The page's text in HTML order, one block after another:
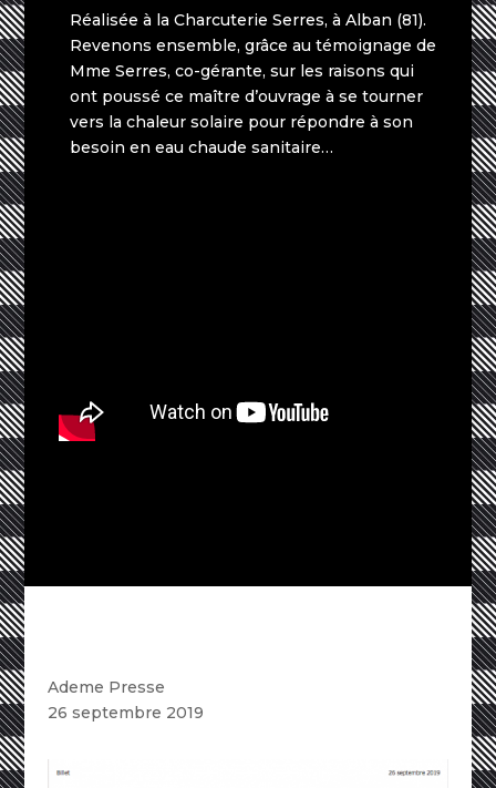
Réalisée à la Charcuterie Serres, à Alban (81).
Revenons ensemble, grâce au témoignage de
Mme Serres, co-gérante, sur les raisons qui
ont poussé ce maître d’ouvrage à se tourner
vers la chaleur solaire pour répondre à son
besoin en eau chaude sanitaire…
Ademe Presse
26 septembre 2019